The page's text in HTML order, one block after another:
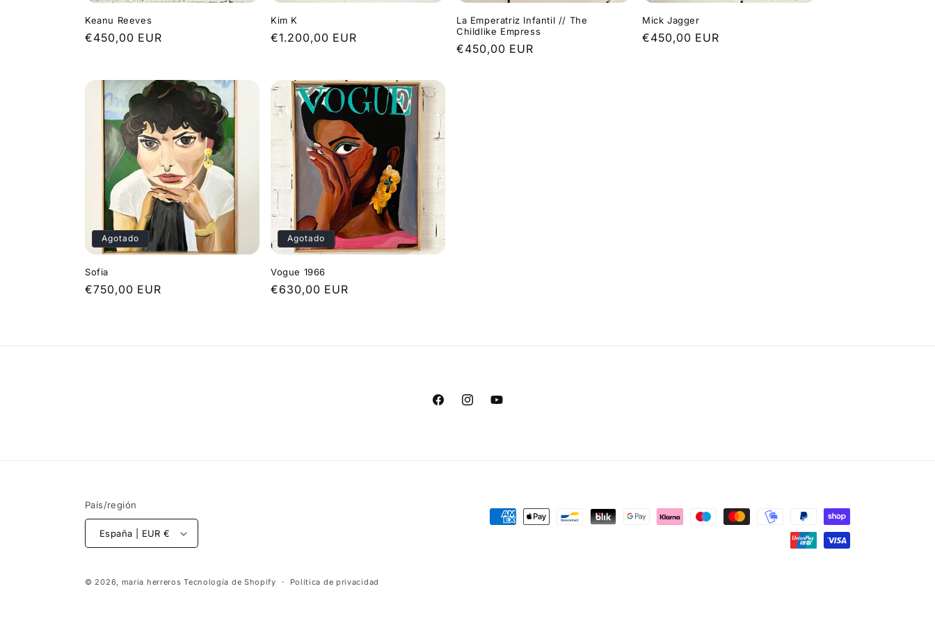
Keanu Reeves
Precio
€450,00 EUR
Kim K
Precio
€1.200,00 EUR
La Emperatriz Infantil // The
Childlike Empress
Precio
€450,00 EUR
Mick Jagger
Precio
€450,00 EUR
Agotado
Sofia
Precio
€750,00 EUR
Agotado
Vogue 1966
Precio
€630,00 EUR
FacebookInstagramYouTube
País/región
España | EUR €
Formas
© 2026, maria herrerosTecnología de Shopify Política de privacidad